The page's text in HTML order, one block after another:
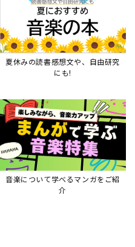
夏休みの読書感想文や、自由研究
にも!
音楽について学べるマンガをご紹
介